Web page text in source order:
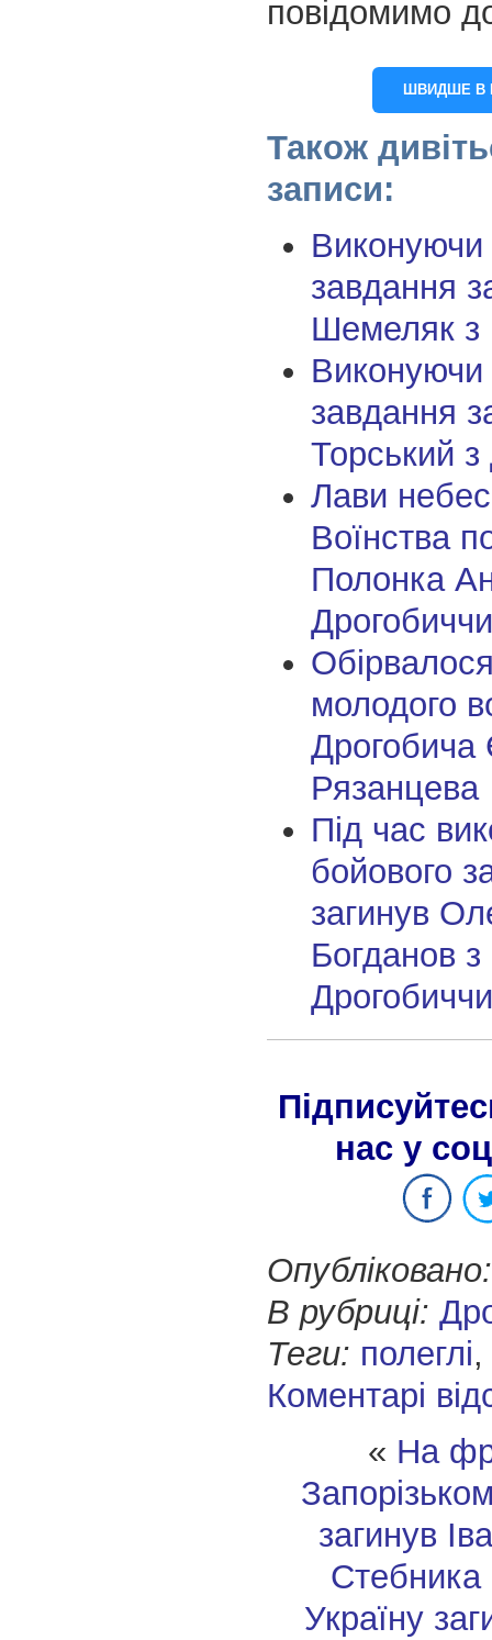
повідомимо
ШВИДШЕ В
Також
записи:
завдання
Шемеляк з
завдання
Торський
Лави
Воїнства
Полонка
молодого
Дрогобича
Рязанцева
Під час
бойового
загинув
Богданов з
нас у
Опубліковано:
В рубриці:
Теги: полеглі,
Коментарі
« На
загинув
Стебника
Україну